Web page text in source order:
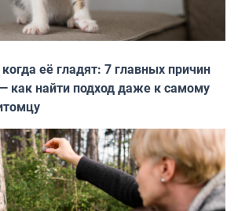
её гладят: 7 главных причин
как найти подход даже к самому